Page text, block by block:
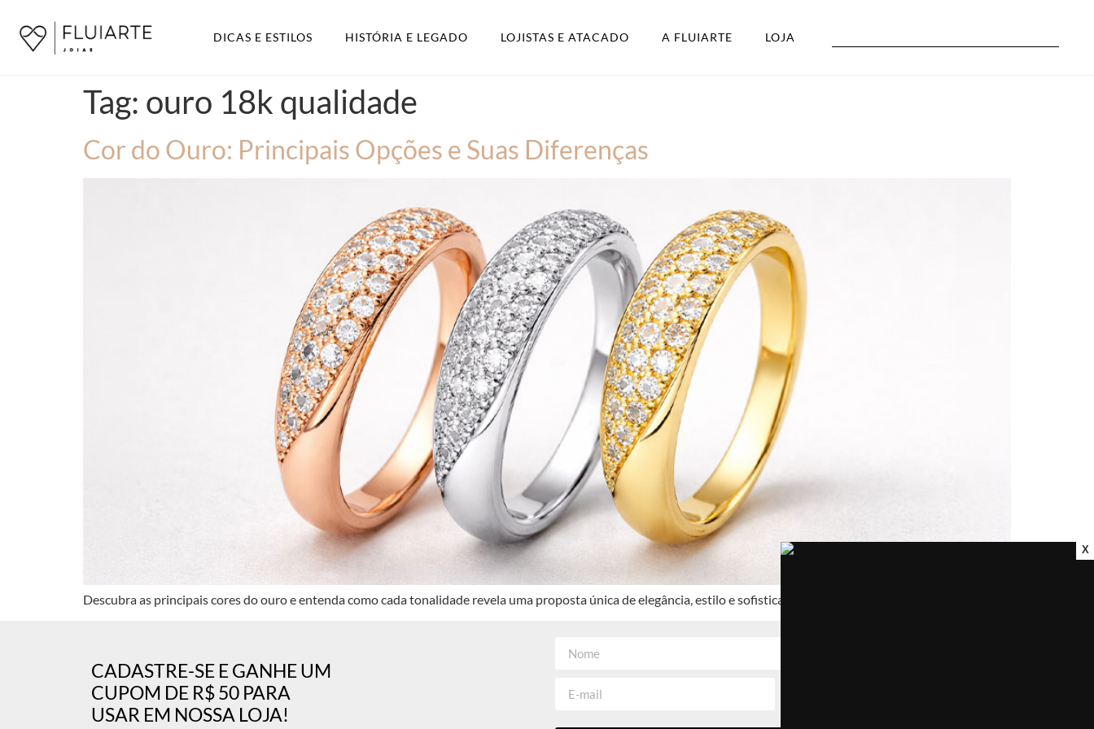
DICAS E ESTILOS HISTÓRIA E LEGADO LOJISTAS E ATACADO A FLUIARTE LOJA
Tag: ouro 18k qualidade
Cor do Ouro: Principais Opções e Suas Diferenças
Descubra as principais cores do ouro e entenda como cada tonalidade revela uma proposta única de elegância, estilo e sofisticação.
CADASTRE-SE E GANHE UM
CUPOM DE R$ 50 PARA
USAR EM NOSSA LOJA!
X